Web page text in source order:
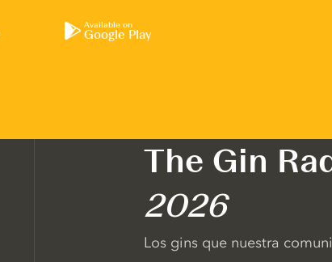
Available on
Google Play
The Gin
2026
Los gins que nuestra